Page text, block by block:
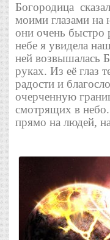
Богородица
моими глазами на
они очень быстро
небе я увидела
ней возвышалась
руках. Из её глаз
радости и
очерченную
смотрящих в
прямо на людей,